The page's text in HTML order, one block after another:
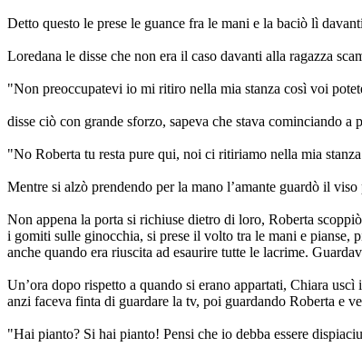
Detto questo le prese le guance fra le mani e la baciò lì
Loredana le disse che non era il caso davanti alla ragazza
"Non preoccupatevi io mi ritiro nella mia stanza così voi
disse ciò con grande sforzo, sapeva che stava cominciando a
"No Roberta tu resta pure qui, noi ci ritiriamo nella mia
Mentre si alzò prendendo per la mano l’amante guardò il
Non appena la porta si richiuse dietro di loro, Roberta
i gomiti sulle ginocchia, si prese il volto tra le mani e pianse,
anche quando era riuscita ad esaurire tutte le lacrime.
Un’ora dopo rispetto a quando si erano appartati, Chiara
anzi faceva finta di guardare la tv, poi guardando Roberta e
"Hai pianto? Si hai pianto! Pensi che io debba essere